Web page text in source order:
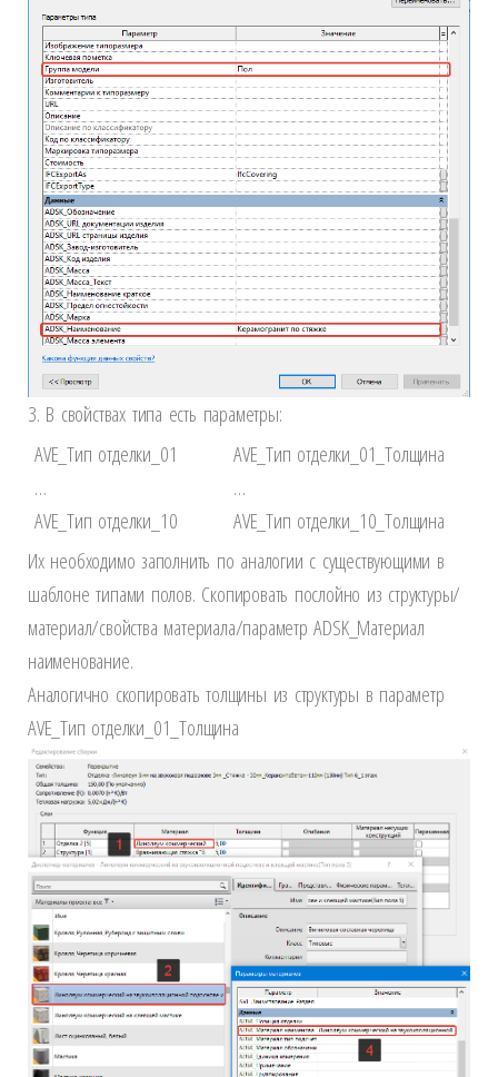
3. В свойствах типа есть параметры:
AVE_Тип отделки_01
…
AVE_Тип отделки_10
AVE_Тип отделки_01_Толщина
…
AVE_Тип отделки_10_Толщина
Их необходимо заполнить по аналогии с существующими в
шаблоне типами полов. Скопировать послойно из структуры/
материал/свойства материала/параметр ADSK_Материал
наименование.
Аналогично скопировать толщины из структуры в параметр
AVE_Тип отделки_01_Толщина